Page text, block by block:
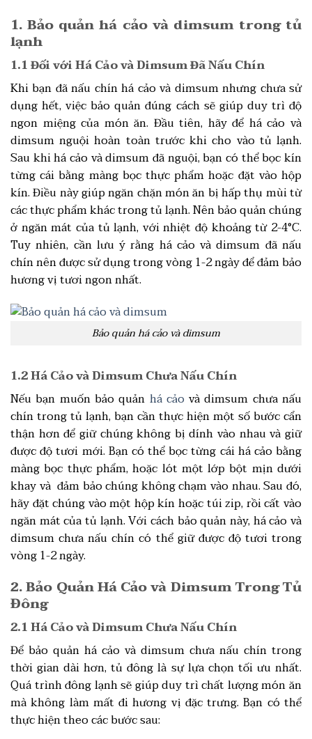
1. Bảo quản há cảo và dimsum trong tủ
lạnh
1.1 Đối với Há Cảo và Dimsum Đã Nấu Chín
Khi bạn đã nấu chín há cảo và dimsum nhưng chưa sử
dụng hết, việc bảo quản đúng cách sẽ giúp duy trì độ
ngon miệng của món ăn. Đầu tiên, hãy để há cảo và
dimsum nguội hoàn toàn trước khi cho vào tủ lạnh.
Sau khi há cảo và dimsum đã nguội, bạn có thể bọc kín
từng cái bằng màng bọc thực phẩm hoặc đặt vào hộp
kín. Điều này giúp ngăn chặn món ăn bị hấp thụ mùi từ
các thực phẩm khác trong tủ lạnh. Nên bảo quản chúng
ở ngăn mát của tủ lạnh, với nhiệt độ khoảng từ 2-4°C.
Tuy nhiên, cần lưu ý rằng há cảo và dimsum đã nấu
chín nên được sử dụng trong vòng 1-2 ngày để đảm bảo
hương vị tươi ngon nhất.
Bảo quản há cảo và dimsum
1.2 Há Cảo và Dimsum Chưa Nấu Chín
Nếu bạn muốn bảo quản há cảo và dimsum chưa nấu
chín trong tủ lạnh, bạn cần thực hiện một số bước cẩn
thận hơn để giữ chúng không bị dính vào nhau và giữ
được độ tươi mới. Bạn có thể bọc từng cái há cảo bằng
màng bọc thực phẩm, hoặc lót một lớp bột mịn dưới
khay và đảm bảo chúng không chạm vào nhau. Sau đó,
hãy đặt chúng vào một hộp kín hoặc túi zip, rồi cất vào
ngăn mát của tủ lạnh. Với cách bảo quản này, há cảo và
dimsum chưa nấu chín có thể giữ được độ tươi trong
vòng 1-2 ngày.
2. Bảo Quản Há Cảo và Dimsum Trong Tủ
Đông
2.1 Há Cảo và Dimsum Chưa Nấu Chín
Để bảo quản há cảo và dimsum chưa nấu chín trong
thời gian dài hơn, tủ đông là sự lựa chọn tối ưu nhất.
Quá trình đông lạnh sẽ giúp duy trì chất lượng món ăn
mà không làm mất đi hương vị đặc trưng. Bạn có thể
thực hiện theo các bước sau: